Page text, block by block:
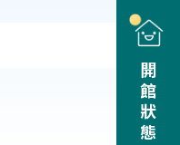
開館狀態